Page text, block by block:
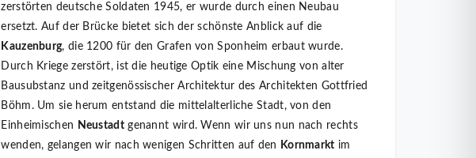
zerstörten deutsche Soldaten 1945, er wurde durch einen Neubau
ersetzt. Auf der Brücke bietet sich der schönste Anblick auf die
Kauzenburg, die 1200 für den Grafen von Sponheim erbaut wurde.
Durch Kriege zerstört, ist die heutige Optik eine Mischung von alter
Bausubstanz und zeitgenössischer Architektur des Architekten Gottfried
Böhm. Um sie herum entstand die mittelalterliche Stadt, von den
Einheimischen Neustadtgenannt wird. Wenn wir uns nun nach rechts
wenden, gelangen wir nach wenigen Schritten auf den
Kornmarkt im